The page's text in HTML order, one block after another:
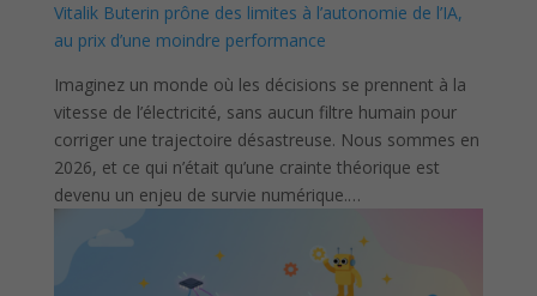
Vitalik Buterin prône des limites à l’autonomie de l’IA,
au prix d’une moindre performance
Imaginez un monde où les décisions se prennent à la
vitesse de l’électricité, sans aucun filtre humain pour
corriger une trajectoire désastreuse. Nous sommes en
2026, et ce qui n’était qu’une crainte théorique est
devenu un enjeu de survie numérique.…